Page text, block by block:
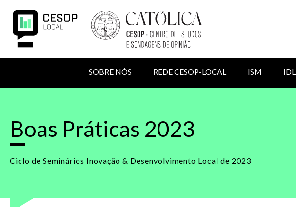
conteúdo
PRINCIPAL
SOBRE NÓS REDE CESOP-LOCAL ISM IDL
UTILIZADOR
Boas Práticas 2023
Ciclo de Seminários Inovação & Desenvolvimento Local de 2023